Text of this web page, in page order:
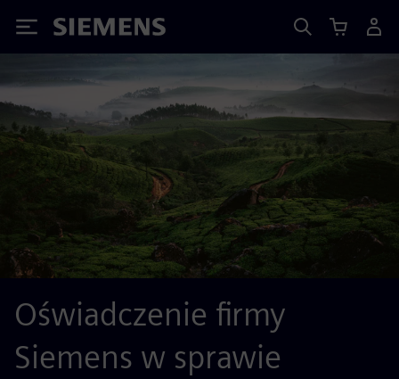
Siemens
Oświadczenie firmy
Siemens w sprawie